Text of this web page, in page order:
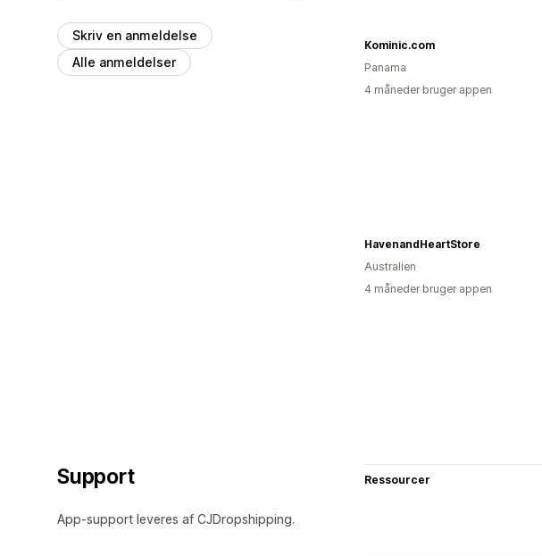
Skriv en anmeldelse
Alle anmeldelser
Kominic.com
Panama
4 måneder bruger appen
HavenandHeartStore
Australien
4 måneder bruger appen
Support
App-support leveres af CJDropshipping.
Ressourcer